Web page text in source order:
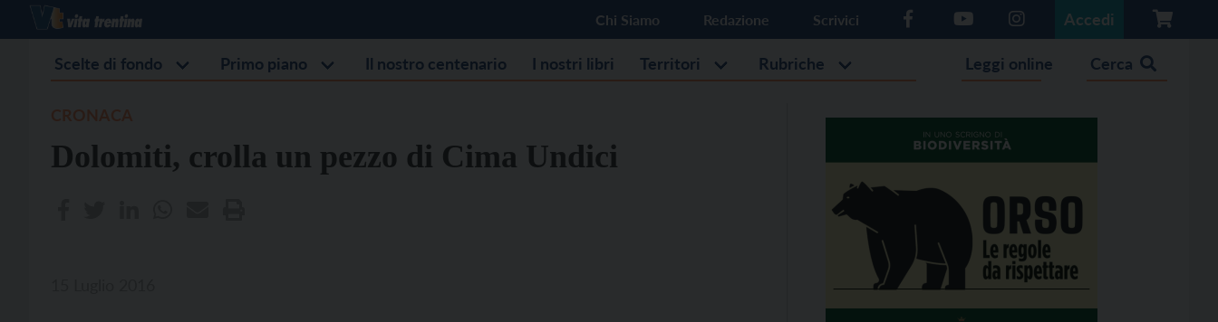
Chi Siamo Redazione Scrivici Accedi
Scelte di fondo Primo piano Il nostro centenario I nostri libri Territori Rubriche Leggi online Cerca
Dolomiti, crolla un pezzo di Cima Undici